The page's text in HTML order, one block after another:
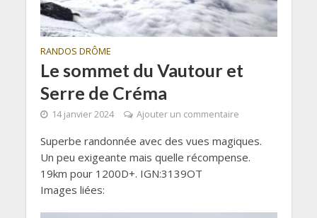
RANDOS DRÔME
Le sommet du Vautour et
Serre de Créma
14 janvier 2024 Ajouter un commentaire
Superbe randonnée avec des vues magiques.
Un peu exigeante mais quelle récompense.
19km pour 1200D+. IGN:3139OT
Images liées: